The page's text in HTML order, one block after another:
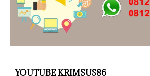
YOUTUBE KRIMSUS86